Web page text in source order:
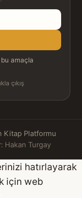
amaçla
çıkış
Kitap Platformu
Hakan Turgay
hatırlayarak
için web